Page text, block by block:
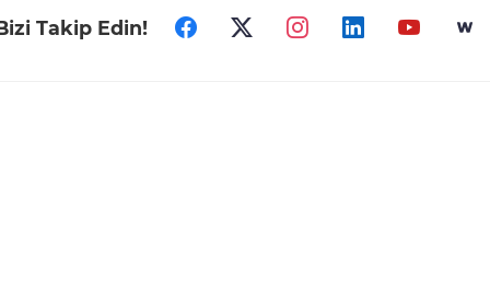
Takip Edin!